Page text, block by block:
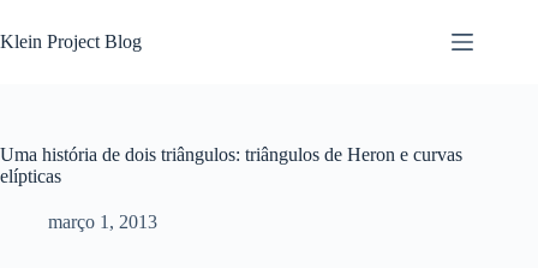
para
o
Klein Project Blog
Uma história de dois triângulos: triângulos de Heron e curvas
elípticas
março 1, 2013